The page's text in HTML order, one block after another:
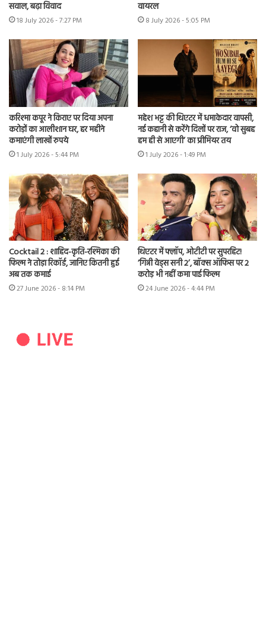
सवाल, बढ़ा विवाद
18 July 2026 - 7:27 PM
वायरल
8 July 2026 - 5:05 PM
करिश्मा कपूर ने किराए पर दिया अपना
करोड़ों का आलीशान घर, हर महीने
कमाएंगी लाखों रुपये
1 July 2026 - 5:44 PM
महेश भट्ट की थिएटर में धमाकेदार वापसी,
नई कहानी से करेंगे दिलों पर राज, ‘वो सुबह
हम ही से आएगी’ का प्रीमियर तय
1 July 2026 - 1:49 PM
Cocktail 2 : शाहिद-कृति-रश्मिका की
फिल्म ने तोड़ा रिकॉर्ड, जानिए कितनी हुई
अब तक कमाई
27 June 2026 - 8:14 PM
थिएटर में फ्लॉप, ओटीटी पर सुपरहिट!
‘गिन्नी वेड्स सनी 2’, बॉक्स ऑफिस पर 2
करोड़ भी नहीं कमा पाई फिल्म
24 June 2026 - 4:44 PM